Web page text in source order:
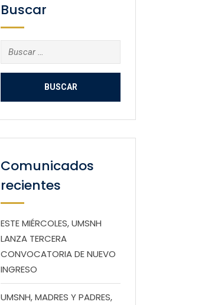
Buscar
Buscar:
Comunicados
recientes
ESTE MIÉRCOLES, UMSNH
LANZA TERCERA
CONVOCATORIA DE NUEVO
INGRESO
UMSNH, MADRES Y PADRES,